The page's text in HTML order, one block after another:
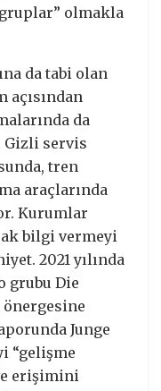
olmakla
da tabi olan
açısından
da
Gizli servis
tren
araçlarında
Kurumlar
bilgi vermeyi
2021 yılında
grubu Die
Junge
“gelişme
erişimini